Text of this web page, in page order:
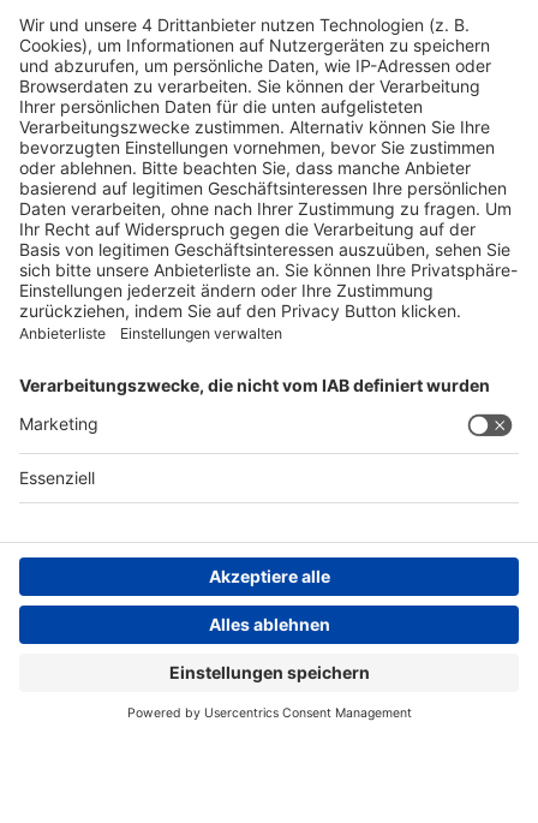
info@spirig-healthcare.ch
Pharmakovigilanz
Für Meldungen von unerwünschten Arzneimittelwirkungen zu
einem Medikament von Spirig HealthCare AG
Tel. +41 62 388 85 88
pharmacovigilance@spirig-healthcare.ch
FOLGEN SIE UNS
AGB
Datenschutzhinweis
Compliance